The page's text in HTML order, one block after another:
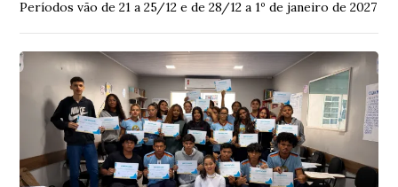
Períodos vão de 21 a 25/12 e de 28/12 a 1º de janeiro de 2027